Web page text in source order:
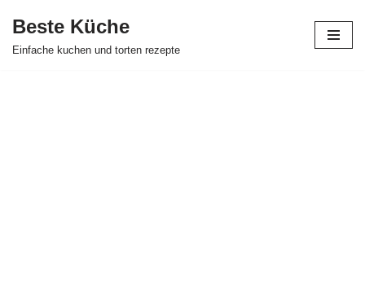
Zum
Beste Küche
Einfache kuchen und torten rezepte